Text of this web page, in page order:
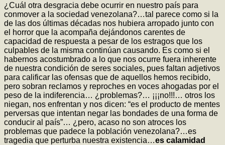
¿Cuál otra desgracia debe ocurrir en nuestro país para
conmover a la sociedad venezolana?…tal parece como si la
de las dos últimas décadas nos hubiera arropado junto con
el horror que la acompaña dejándonos carentes de
capacidad de respuesta a pesar de los estragos que los
culpables de la misma continúan causando. Es como si el
habernos acostumbrado a lo que nos ocurre fuera inherente
de nuestra condición de seres sociales, pues faltan adjetivos
para calificar las ofensas que de aquellos hemos recibido,
pero sobran reclamos y reproches en voces ahogadas por el
peso de la indiferencia… ¿problemas?… ¡¡¡no!!!… otros los
niegan, nos enfrentan y nos dicen: “es el producto de mentes
perversas que intentan negar las bondades de una forma de
conducir al país”… ¿pero, acaso no son atroces los
problemas que padece la población venezolana?…es
tragedia que perturba nuestra existencia…es calamidad